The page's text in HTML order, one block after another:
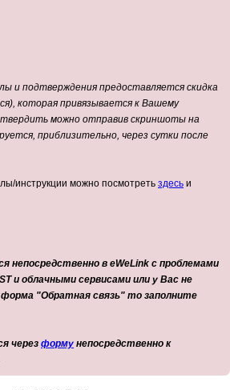
и подтверждения предоставляется скидка
которая привязывается к Вашему
можно отправив скриншоты на
приблизительно, через сутки после
инструкции можно посмотреть здесь и
непосредственно в eWeLink с проблемами
и облачными сервисами или у Вас не
"Обратная связь" то заполните
через форму непосредственно к